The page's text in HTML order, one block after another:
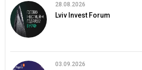
28.08.2026
Lviv Invest Forum
03.09.2026